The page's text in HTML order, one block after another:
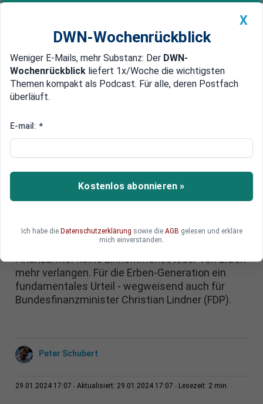
Newsticker MEIN DWN: Geldanlage Premium
Edelmetalle DWN-Magazin China
Erben im Glück: Bundesfinanzhof
Rechtsprechung bei Immobilien
Deutschlands höchstes Finanzgericht hat seit
Jahrzehnten gängige Rechtsansicht geändert.
Immobilienerben. Bei der Veräußerung einer zum
Nachlass gehörenden Immobilie dürfen die
Finanzämter keine Einkommenssteuer von Erben
mehr verlangen. Für die Erben-Generation ein
fundamentales Urteil - wegweisend auch für
Bundesfinanzminister Christian Lindner (FDP).
Peter Schubert
29.01.2024 17:07 Aktualisiert: 29.01.2024 17:07 Lesezeit: 2 min
X
DWN-Wochenrückblick
Weniger E-Mails, mehr Substanz: Der DWN-
Wochenrückblick liefert 1x/Woche die wichtigsten
Themen kompakt als Podcast. Für alle, deren Postfach
überläuft.
E-mail: *
Kostenlos abonnieren »
Ich habe die Datenschutzerklärung sowie die AGB gelesen und erkläre
mich einverstanden.